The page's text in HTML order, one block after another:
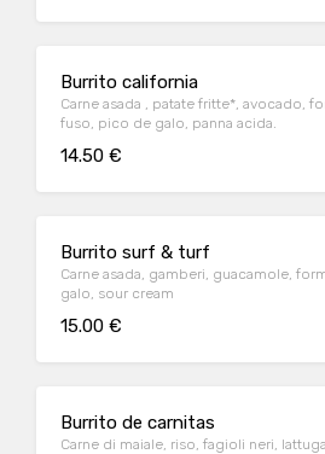
Burrito california
Carne asada , patate fritte*, avocado,
fuso, pico de galo, panna acida.
14.50 €
Burrito surf & turf
Carne asada, gamberi, guacamole,
galo, sour cream
15.00 €
Burrito de carnitas
Carne di maiale, riso, fagioli neri,